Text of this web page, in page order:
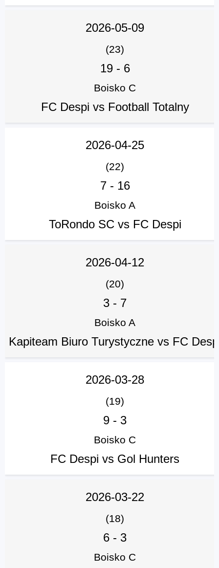
2026-05-09
(23)
19- 6
Boisko C
FC Despi vs Football Totalny
2026-04-25
(22)
7- 16
Boisko A
ToRondo SC vs FC Despi
2026-04-12
(20)
3 - 7
Boisko A
Kapiteam Biuro Turystyczne vs FC
2026-03-28
(19)
9 - 3
Boisko C
FC Despi vs Gol Hunters
2026-03-22
(18)
6 - 3
Boisko C